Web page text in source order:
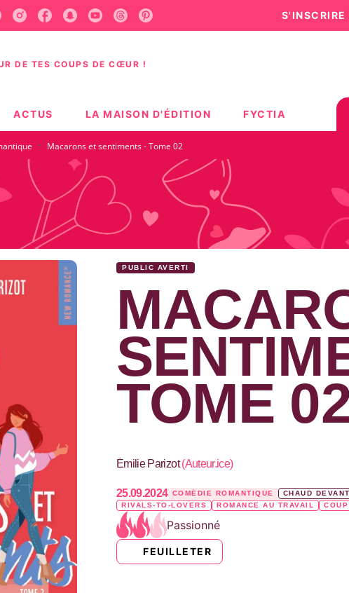
CONTENU PIED DE PAGE
DE TES COUPS DE CŒUR !
ACTUS LA MAISON D'ÉDITION FYCTIA
· Macarons et sentiments - Tome 02
PUBLIC AVERTI
TOME
Émilie Parizot(Auteur.ice)
25.09.2024 COMÉDIE ROMANTIQUE CHAUD DEVANT
RIVALS-TO-LOVERS
ROMANCE AU TRAVAIL
Passionné
FEUILLETER